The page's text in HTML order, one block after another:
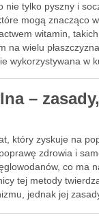
nie tylko pyszny i
mogą znacząco
witamin,
na wielu
wykorzystywana w
–
który zyskuje na
zdrowia i
co ma
tej metody
jednak jej